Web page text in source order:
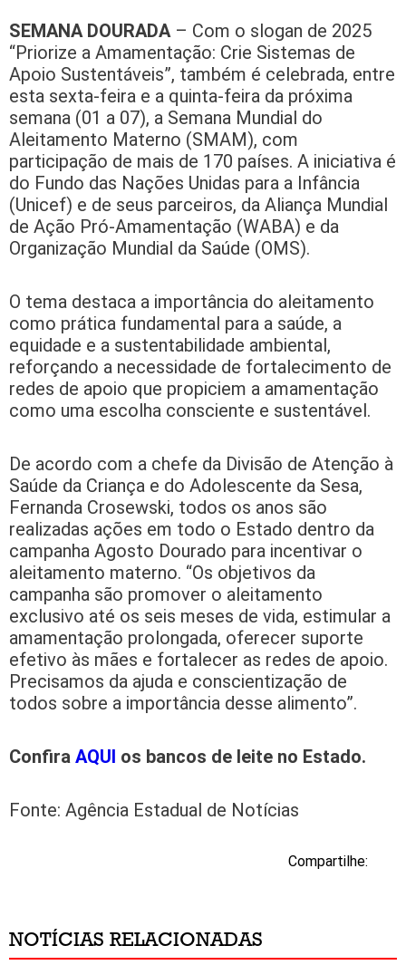
SEMANA DOURADA – Com o slogan de 2025
“Priorize a Amamentação: Crie Sistemas de
Apoio Sustentáveis”, também é celebrada, entre
esta sexta-feira e a quinta-feira da próxima
semana (01 a 07), a Semana Mundial do
Aleitamento Materno (SMAM), com
participação de mais de 170 países. A iniciativa é
do Fundo das Nações Unidas para a Infância
(Unicef) e de seus parceiros, da Aliança Mundial
de Ação Pró-Amamentação (WABA) e da
Organização Mundial da Saúde (OMS).
O tema destaca a importância do aleitamento
como prática fundamental para a saúde, a
equidade e a sustentabilidade ambiental,
reforçando a necessidade de fortalecimento de
redes de apoio que propiciem a amamentação
como uma escolha consciente e sustentável.
De acordo com a chefe da Divisão de Atenção à
Saúde da Criança e do Adolescente da Sesa,
Fernanda Crosewski, todos os anos são
realizadas ações em todo o Estado dentro da
campanha Agosto Dourado para incentivar o
aleitamento materno. “Os objetivos da
campanha são promover o aleitamento
exclusivo até os seis meses de vida, estimular a
amamentação prolongada, oferecer suporte
efetivo às mães e fortalecer as redes de apoio.
Precisamos da ajuda e conscientização de
todos sobre a importância desse alimento”.
Confira AQUI os bancos de leite no Estado.
Fonte: Agência Estadual de Notícias
Compartilhe:
NOTÍCIAS RELACIONADAS